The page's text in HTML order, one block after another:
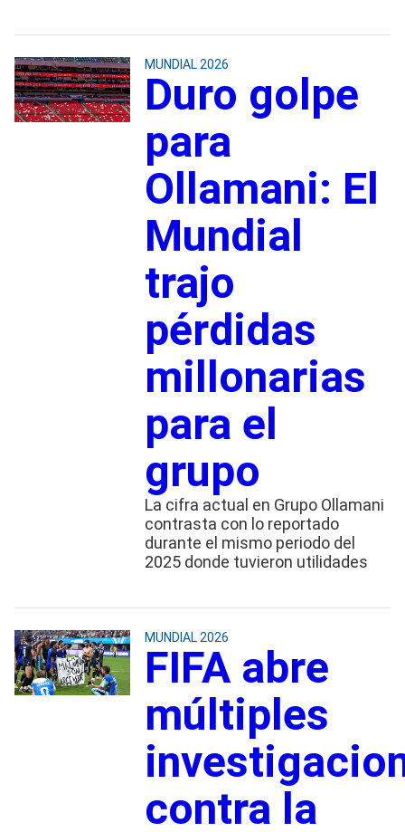
MUNDIAL 2026
Duro golpe
para
Ollamani: El
Mundial
trajo
pérdidas
millonarias
para el
grupo
La cifra actual en Grupo Ollamani
contrasta con lo reportado
durante el mismo periodo del
2025 donde tuvieron utilidades
MUNDIAL 2026
FIFA abre
múltiples
contra la